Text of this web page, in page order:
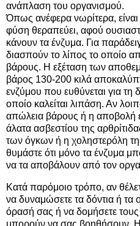
ανάπλαση του οργανισμού.
Όπως ανέφερα νωρίτερα,
φύση θεραπεύει, αφού
κάνουν τα ένζυμα. Για
διασπούν το λίπος το οποίο
βάρους. Η εξέταση των
βάρος 130-200 κιλά
ενζύμου που ευθύνεται για τη
οποίο καλείται λιπάση. Αν
απώλεια βάρους ή η
άλατα ασβεστίου της
των όγκων ή η χοληστερόλη
θυμάστε ότι μόνο τα ένζυμα
να τα αποβάλουν από τον
Κατά παρόμοιο τρόπο, αν
να δυναμώσετε τα δόντια ή τα
όρασή σας ή να δομήσετε
μπορούν να σας βοηθήσουν.